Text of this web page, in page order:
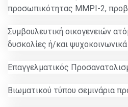
προσωπικότητας MMPI-2,
Συμβουλευτική οικογενειών
δυσκολίες ή/και
Επαγγελματικός
Βιωματικού τύπου σεμινάρια